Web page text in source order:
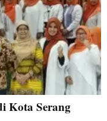
Kota Serang